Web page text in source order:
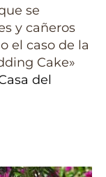
se
y cañeros
el caso de la
Cake»
del